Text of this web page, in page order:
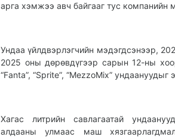
арга хэмжээ авч байгааг тус компанийн
Ундаа үйлдвэрлэгчийн мэдэгдсэнээр,
2025 оны дөрөвдүгээр сарын 12-ны
“Fanta”, “Sprite”, “MezzoMix” ундаануудыг
Хагас литрийн савлагаатай
алдааны улмаас маш